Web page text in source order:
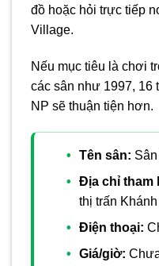
đồ hoặc hỏi trực tiếp
Village.
Nếu mục tiêu là chơi
các sân như 1997, 16
NP sẽ thuận tiện hơn.
Tên sân:
Địa chỉ tham
thị trấn
Điện thoại:
Giá/giờ: